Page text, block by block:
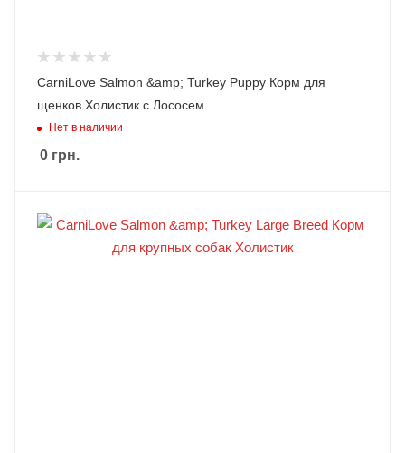
CarniLove Salmon &amp; Turkey Puppy Корм для
щенков Холистик с Лососем
Нет в наличии
0 грн.